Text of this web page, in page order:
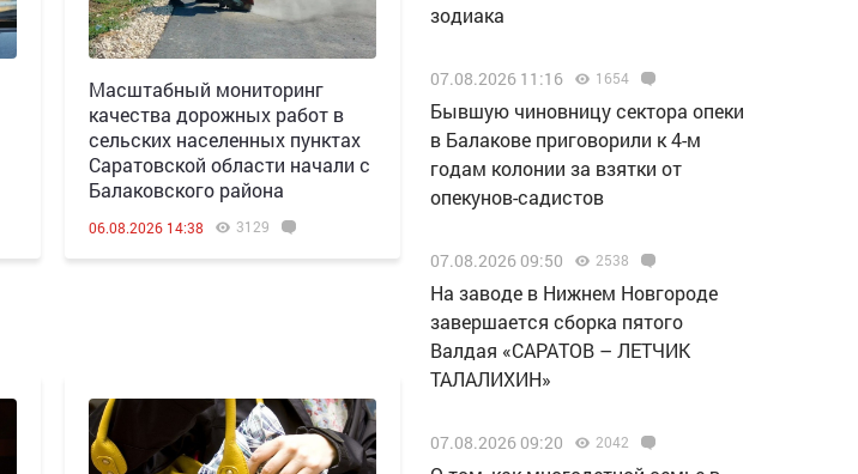
Масштабный мониторинг
качества дорожных работ в
сельских населенных пунктах
Саратовской области начали с
Балаковского района
06.08.2026 14:38 3129
зодиака
07.08.2026 11:16 1654
Бывшую чиновницу сектора опеки
в Балакове приговорили к 4-м
годам колонии за взятки от
опекунов-садистов
07.08.2026 09:50 2538
Н️а заводе в Нижнем Новгороде
завершается сборка пятого
Валдая «САРАТОВ – ЛЕТЧИК
ТАЛАЛИХИН»
07.08.2026 09:20 2042